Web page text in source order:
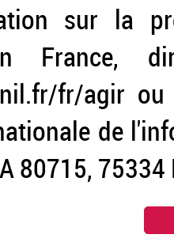
sur la
France,
fr/agir
de
80715, 75334